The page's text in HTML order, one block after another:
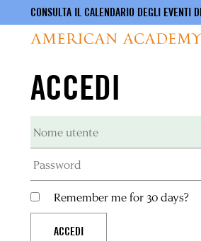
contenuto
principale
CONSULTA IL CALENDARIO DEGLI EVENTI
ACCEDI
Remember me for 30 days?